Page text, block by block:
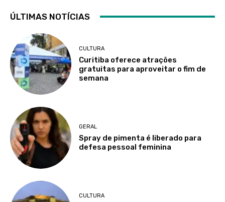
ÚLTIMAS NOTÍCIAS
CULTURA
Curitiba oferece atrações
gratuitas para aproveitar o fim de
semana
GERAL
Spray de pimenta é liberado para
defesa pessoal feminina
CULTURA